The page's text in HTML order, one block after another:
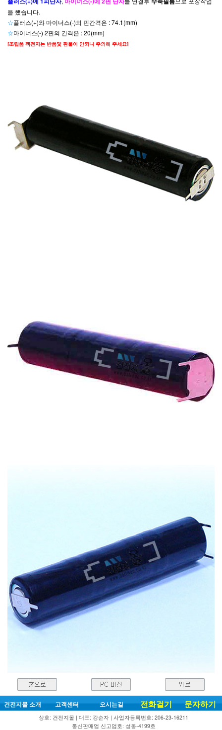
을 했습니다.
☆플러스(+)와 마이너스(-)의 핀간격은 : 74.1(mm)
☆마이너스(-) 2핀의 간격은 : 20(mm)
[조립품 팩전지는 반품및 환불이 안되니 주의해 주세요]
건전지몰 소개 고객센터 오시는길 전화걸기 문자하기
상호: 건전지몰 | 대표: 강순자 | 사업자등록번호: 206-23-16211
통신판매업 신고업호: 성동-4199호